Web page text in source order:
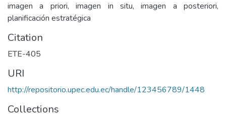
imagen a priori, imagen in situ, imagen a posteriori,
planificación estratégica
Citation
ETE-405
URI
http://repositorio.upec.edu.ec/handle/123456789/1448
Collections